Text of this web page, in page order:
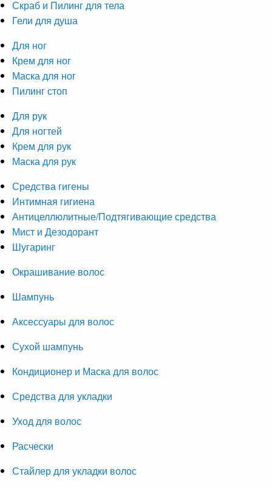
Скраб и Пилинг для тела
Гели для душа
Для ног
Крем для ног
Маска для ног
Пилинг стоп
Для рук
Для ногтей
Крем для рук
Маска для рук
Средства гигены
Интимная гигиена
Антицеллюлитные/Подтягивающие средства
Мист и Дезодорант
Шугаринг
Окрашивание волос
Шампунь
Аксессуары для волос
Сухой шампунь
Кондиционер и Маска для волос
Средства для укладки
Уход для волос
Расчески
Стайлер для укладки волос